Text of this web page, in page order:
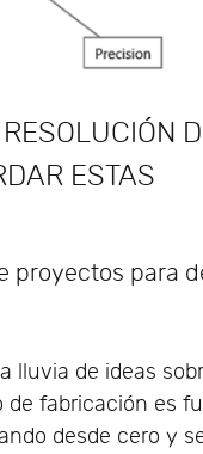
ESTAS
proyectos para
lluvia de ideas
fabricación es
desde cero y